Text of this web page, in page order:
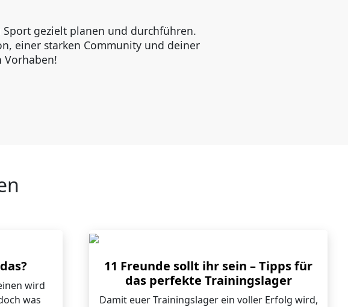
gezielt planen und durchführen.
einer starken Community und deiner
Vorhaben!
wird
was
11 Freunde sollt ihr sein – Tipps für
das perfekte Trainingslager
Damit euer Trainingslager ein voller Erfolg wird,